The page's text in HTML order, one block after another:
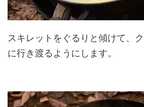
スキレットをぐるりと傾けて、
に行き渡るようにします。